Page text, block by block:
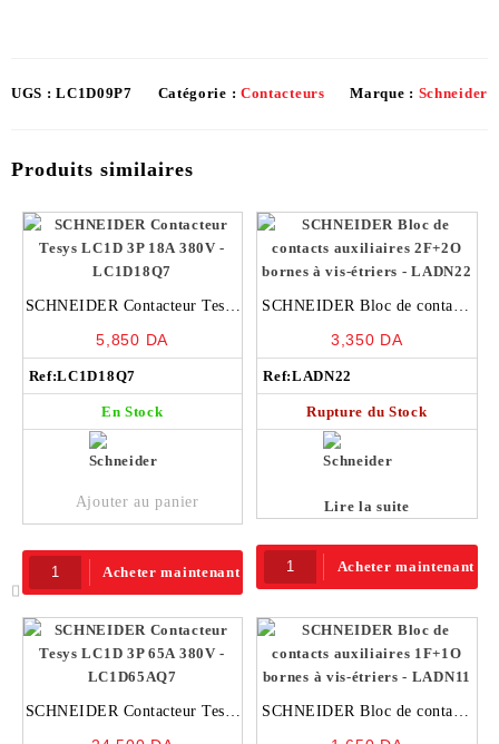
UGS :LC1D09P7 Catégorie : Contacteurs Marque : Schneider
Produits similaires
SCHNEIDER Contacteur Tesys
LC1D18Q7
5,850 DA
Ref:LC1D18Q7
En Stock
Ajouter au panier
Acheter maintenant
SCHNEIDER Bloc de contacts
étriers – LADN22
3,350 DA
Ref:LADN22
Rupture du Stock
Lire la suite
Acheter maintenant
SCHNEIDER Contacteur Tesys
SCHNEIDER Bloc de contacts